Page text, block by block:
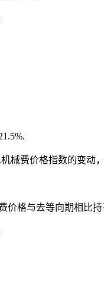
械费价格指数的变动
价格与去等向期相比